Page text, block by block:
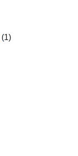
(1)